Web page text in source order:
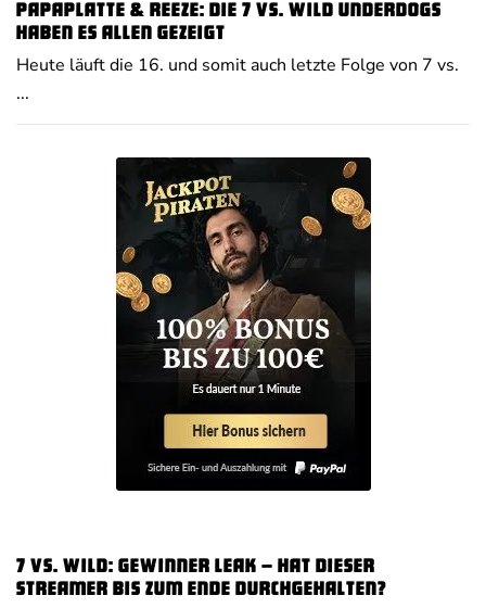
Papaplatte & Reeze: Die 7 vs. Wild Underdogs
haben es allen gezeigt
Heute läuft die 16. und somit auch letzte Folge von 7 vs.
...
7 vs. Wild: Gewinner Leak – Hat dieser
Streamer bis zum Ende durchgehalten?